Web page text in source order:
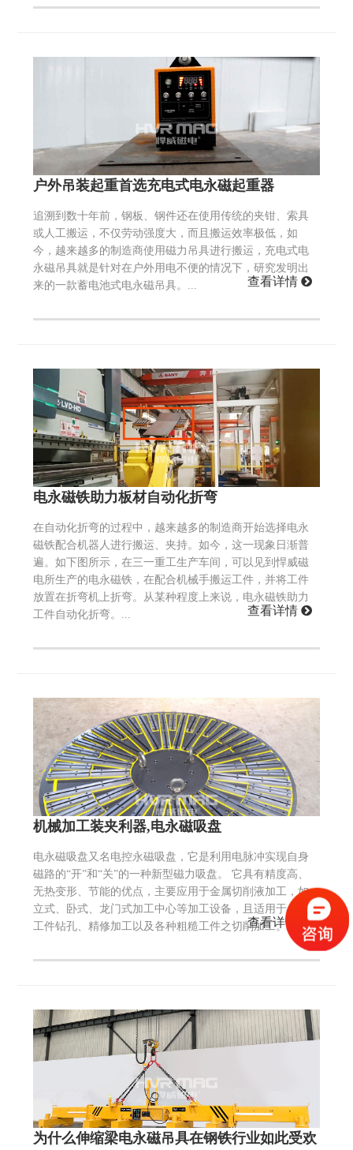
户外吊装起重首选充电式电永磁起重器
追溯到数十年前，钢板、钢件还在使用传统的夹钳、索具
或人工搬运，不仅劳动强度大，而且搬运效率极低，如
今，越来越多的制造商使用磁力吊具进行搬运，充电式电
永磁吊具就是针对在户外用电不便的情况下，研究发明出
来的一款蓄电池式电永磁吊具。...
查看详情
电永磁铁助力板材自动化折弯
在自动化折弯的过程中，越来越多的制造商开始选择电永
磁铁配合机器人进行搬运、夹持。如今，这一现象日渐普
遍。如下图所示，在三一重工生产车间，可以见到悍威磁
电所生产的电永磁铁，在配合机械手搬运工件，并将工件
放置在折弯机上折弯。从某种程度上来说，电永磁铁助力
工件自动化折弯。...
查看详情
机械加工装夹利器,电永磁吸盘
电永磁吸盘又名电控永磁吸盘，它是利用电脉冲实现自身
磁路的“开”和“关”的一种新型磁力吸盘。 它具有精度高、
无热变形、节能的优点，主要应用于金属切削液加工，如
立式、卧式、龙门式加工中心等加工设备，且适用于各种
工件钻孔、精修加工以及各种粗糙工件之切削加工。...
查看详情
为什么伸缩梁电永磁吊具在钢铁行业如此受欢